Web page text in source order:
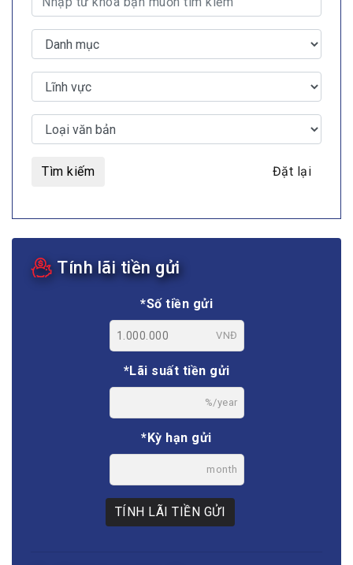
Tìm kiếm Đặt lại
Tính lãi tiền gửi
*Số tiền gửi
VNĐ
*Lãi suất tiền gửi
%/year
*Kỳ hạn gửi
month
TÍNH LÃI TIỀN GỬI